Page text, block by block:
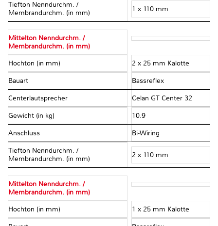
Tiefton Nenndurchm. /
Membrandurchm. (in mm)
1 x 110 mm
Mittelton Nenndurchm. /
Membrandurchm. (in mm)
Hochton (in mm) 2 x 25 mm Kalotte
Bauart Bassreflex
Centerlautsprecher Celan GT Center 32
Gewicht (in kg) 10.9
Anschluss Bi-Wiring
Tiefton Nenndurchm. /
Membrandurchm. (in mm)
2 x 110 mm
Mittelton Nenndurchm. /
Membrandurchm. (in mm)
Hochton (in mm) 1 x 25 mm Kalotte